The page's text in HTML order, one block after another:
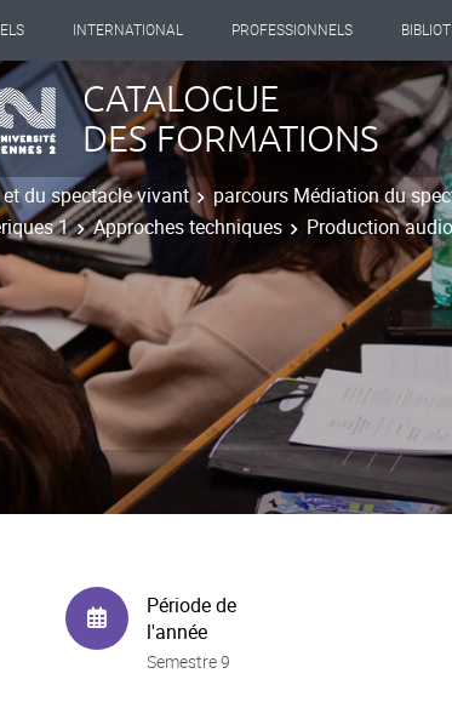
INTERNATIONAL PROFESSIONNELS
CATALOGUE
DES FORMATIONS
du spectacle vivant
parcours Médiation du
1
Approches techniques Production
Période de
l'année
Semestre 9